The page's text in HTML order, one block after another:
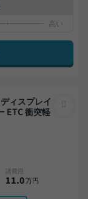
ETC 衝突軽
諸費用
11.0万円